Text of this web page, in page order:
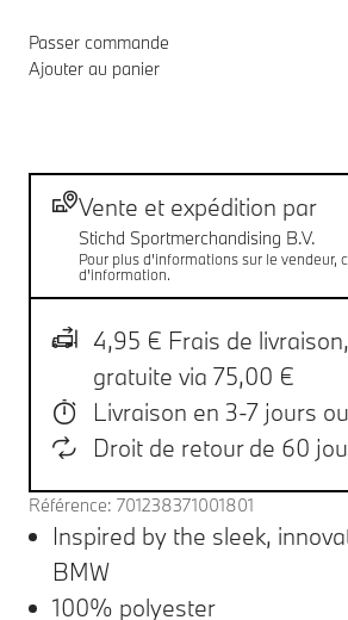
Passer commande
Ajouter au panier
Livraison
Vente et expédition par
Stichd Sportmerchandising B.V.
Pour plus d'informations sur le vendeur,
d'information.
4,95 € Frais de livraison,
gratuite via 75,00 €
Livraison en 3-7 jours
Droit de retour de 60
Référence: 701238371001801
Inspired by the sleek,
BMW
100% polyester